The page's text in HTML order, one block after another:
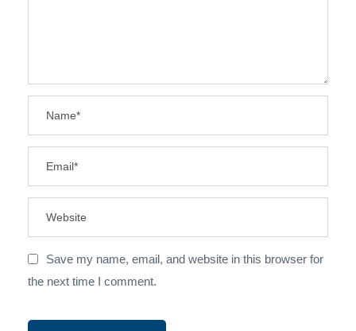
Save my name, email, and website in this browser for
the next time I comment.